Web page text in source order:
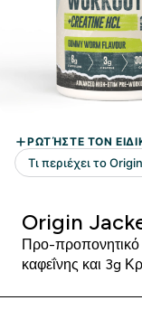
Origin
Προ-
καφεΐνης και 3g